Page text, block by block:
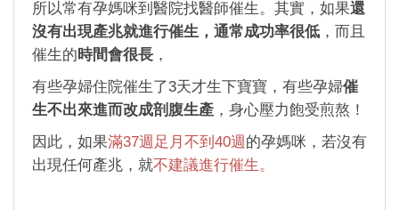
所以常有孕媽咪到醫院找醫師催生。其實，如果還
沒有出現產兆就進行催生，通常成功率很低 ，而且
催生的 時間會很長
有些孕婦住院催生了3天才生下寶寶，有些孕婦催
生不出來進而改成剖腹生產 ，身心壓力飽受煎熬！
因此，如果滿37週足月不到40週 的孕媽咪，若沒有
出現任何產兆，就不建議進行催生。